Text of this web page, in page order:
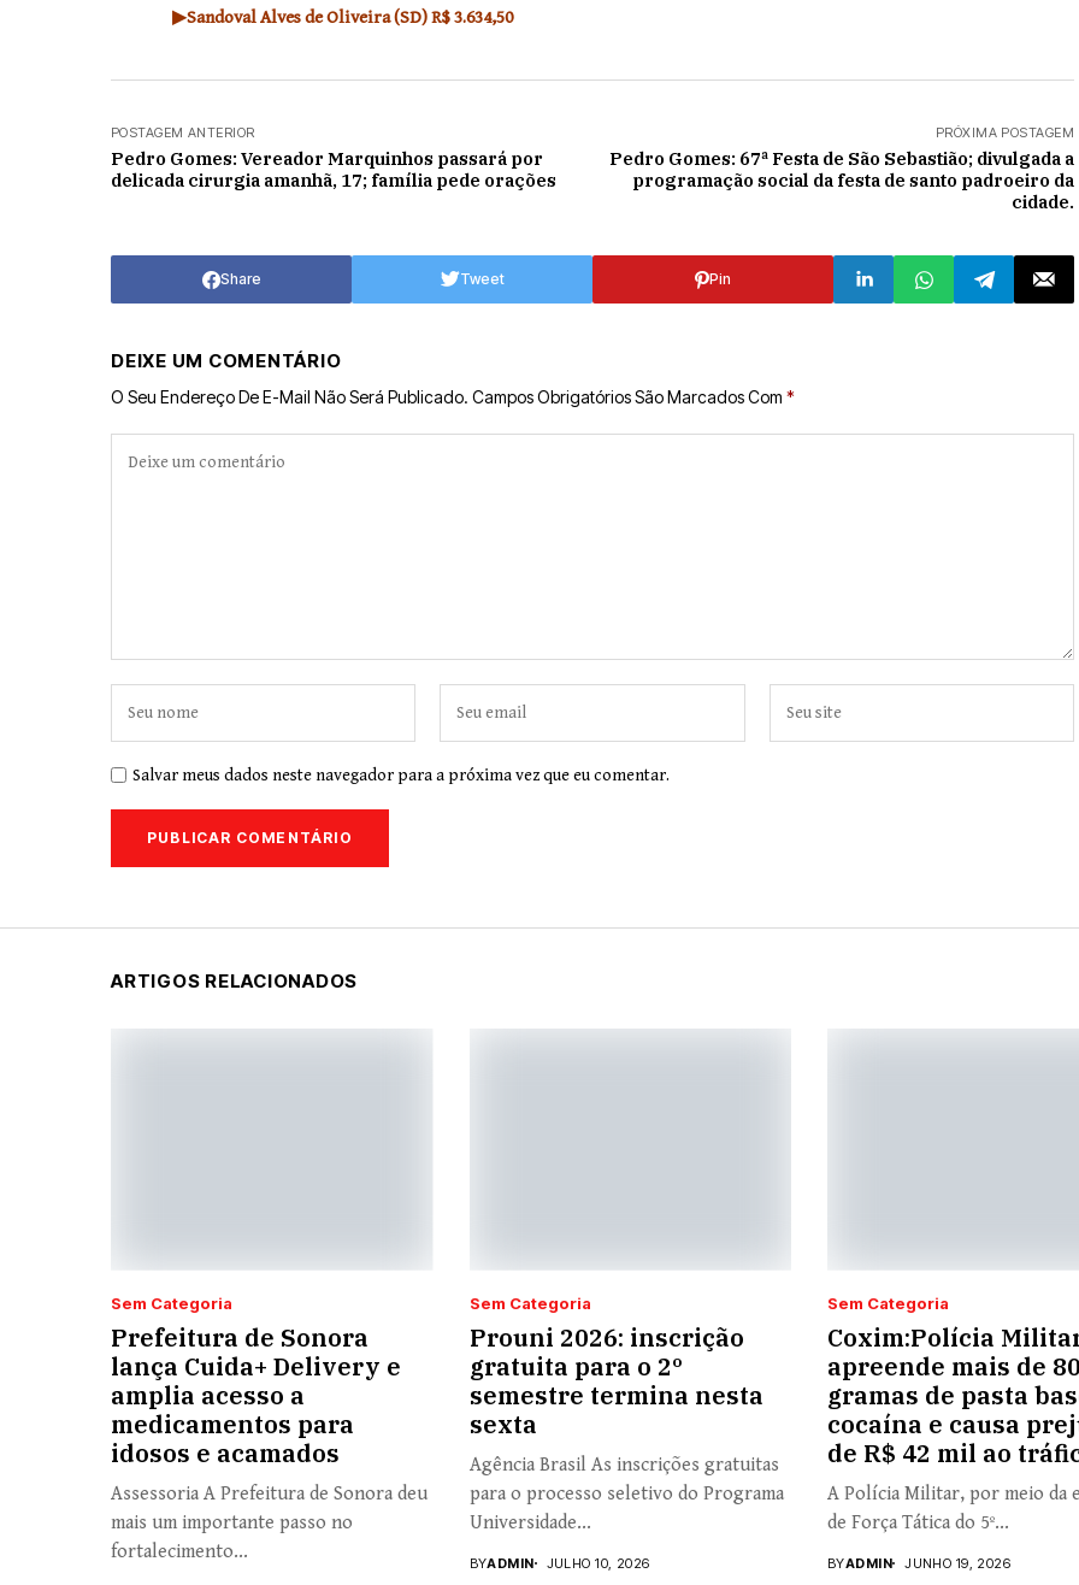
▶Sandoval Alves de Oliveira (SD) R$ 3.634,50
POSTAGEM ANTERIOR
Pedro Gomes: Vereador Marquinhos passará por
delicada cirurgia amanhã, 17; família pede orações
PRÓXIMA POSTAGEM
Pedro Gomes: 67ª Festa de São Sebastião; divulgada a
programação social da festa de santo padroeiro da
cidade.
Share Tweet Pin
DEIXE UM COMENTÁRIO
O Seu Endereço De E-Mail Não Será Publicado. Campos Obrigatórios São Marcados Com *
Salvar meus dados neste navegador para a próxima vez que eu comentar.
ARTIGOS RELACIONADOS
Sem Categoria
Prefeitura de Sonora
lança Cuida+ Delivery e
amplia acesso a
medicamentos para
idosos e acamados
Assessoria A Prefeitura de Sonora deu
mais um importante passo no
fortalecimento...
Sem Categoria
Prouni 2026: inscrição
gratuita para o 2º
semestre termina nesta
sexta
Agência Brasil As inscrições gratuitas
para o processo seletivo do Programa
Universidade...
BYADMIN JULHO 10, 2026
Sem Categoria
Coxim:Polícia
apreende mais de
gramas de pasta
cocaína e causa
de R$ 42 mil ao
A Polícia Militar, por meio da
de Força Tática do 5º...
BYADMIN JUNHO 19, 2026